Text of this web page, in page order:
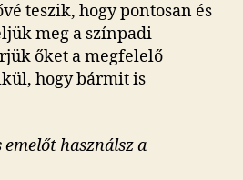
teszik, hogy pontosan és
meg a színpadi
őket a megfelelő
hogy bármit is
használsz a